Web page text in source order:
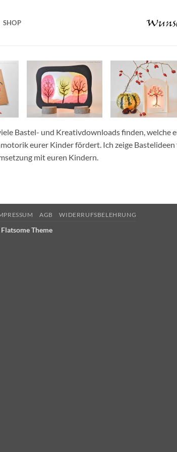
SHOP
Bastel- und Kreativdownloads finden, welche
eurer Kinder fördert. Ich zeige
mit euren Kindern.
AGB WIDERRUFSBELEHRUNG
Flatsome Theme